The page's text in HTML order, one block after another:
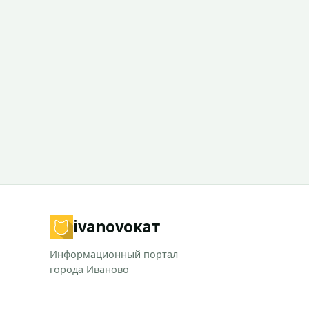
ivanovoкат
Информационный портал
города Иваново